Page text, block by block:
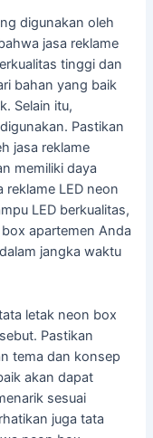
digunakan oleh
jasa reklame
tinggi dan
bahan yang baik
Selain itu,
Pastikan
jasa reklame
memiliki daya
reklame LED neon
LED berkualitas,
apartemen Anda
jangka waktu
letak neon box
Pastikan
tema dan konsep
akan dapat
sesuai
juga tata